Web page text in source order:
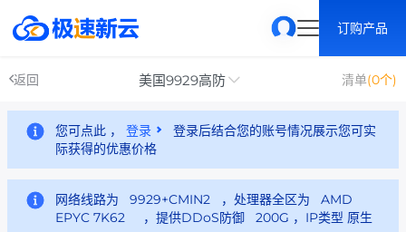
订购产品
返回 美国9929高防 清单(0个)
您可点此 ， 登录
登录后结合您的账号情况展示您可实
际获得的优惠价格
网络线路为 9929+CMIN2 ，处理器全区为 AMD
EPYC 7K62 ，提供DDoS防御 200G ，IP类型 原生